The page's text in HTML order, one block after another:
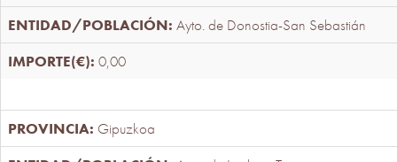
Ayto. de Donostia-San Sebastián
0,00
Gipuzkoa